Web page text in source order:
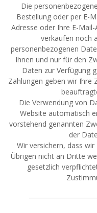
Die
Bestellung oder per E-
Adresse oder Ihre E-
verkaufen noch
personenbezogenen
Ihnen und nur für den
Daten zur Verfügung
Zahlungen geben wir Ihre
Die Verwendung von
Website automatisch
vorstehend genannten
der
Wir versichern, dass
Übrigen nicht an Dritte
gesetzlich